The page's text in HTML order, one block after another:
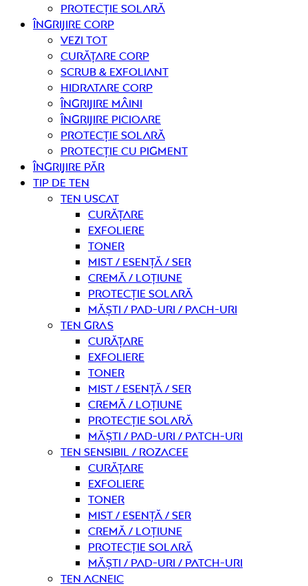
Protecție solară
Îngrijire CORP
Vezi tot
curățare corp
Scrub & exfoliant
Hidratare corp
Îngrijire mâini
Îngrijire picioare
Protecție solară
Protecție cu pigment
Îngrijire PĂR
TIP DE TEN
Ten uscat
curățare
Exfoliere
Toner
Mist / Esență / Ser
Cremă / Loțiune
Protecție solară
Măști / Pad-uri / Pach-uri
Ten gras
curățare
Exfoliere
Toner
Mist / Esență / Ser
Cremă / Loțiune
Protecție solară
Măști / Pad-uri / Patch-uri
Ten sensibil / rozacee
curățare
Exfoliere
Toner
Mist / Esență / Ser
Cremă / Loțiune
Protecție solară
Măști / Pad-uri / Patch-uri
Ten acneic